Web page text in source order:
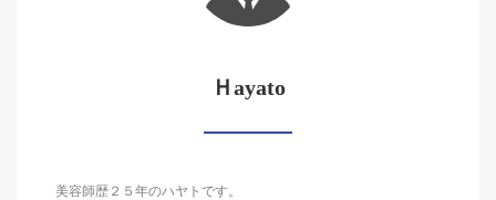
Ｈayato
美容師歴２５年のハヤトです。